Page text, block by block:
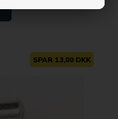
SPAR 13,00 DKK